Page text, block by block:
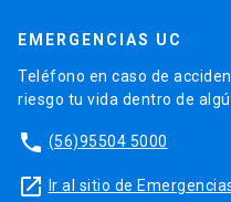
EMERGENCIAS UC
Teléfono en caso de
riesgo tu vida dentro de
phone (56)95504 5000
launch Ir al sitio de